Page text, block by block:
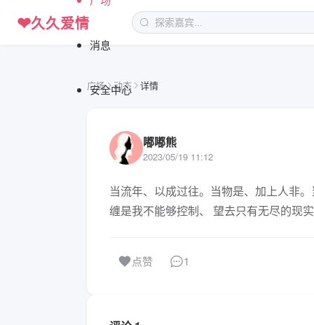
❤久久爱情
消息
安全中心
广场 动态 详情
嘟嘟熊
2023/05/19 11:12
当流年、以成过往。当物是、加上人非
缠是我不能够控制、 望去只有无尽的现
点赞 1